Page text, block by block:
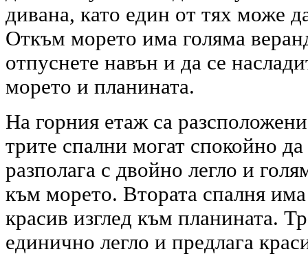
дивана, като един от тях може
Откъм морето има голяма
отпуснете навън и да се
морето и планината.
На горния етаж са
трите спални могат спокойно
разполага с двойно легло и
към морето. Втората спалня
красив изглед към планината.
единично легло и предлага